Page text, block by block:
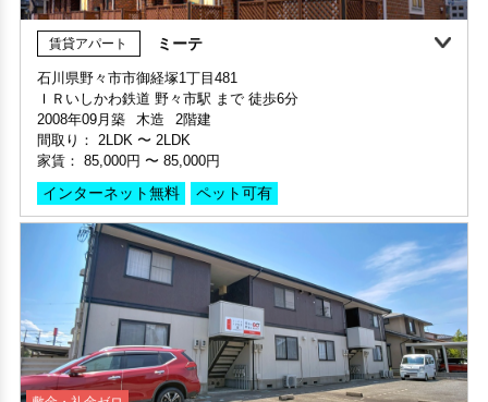
敷金・礼金ゼロ
部屋号数 203号室
家賃 27,000円・共益費 3,000円
階数 2階
間取り 1K・専有面積 19.44㎡
敷金 - ・礼金 -
保証人不要・代行 インターネット無料
360°案内
部屋号数 B106号室
家賃 50,000円・共益費 4,000円
階数 1階
間取り 1R(ワンルーム)・専有面積 27.11㎡
敷金 2ヶ月 ・礼金 -
保証人不要・代行 インターネット無料
石川県野々市市御経塚1丁目481
ＩＲいしかわ鉄道 野々市駅 まで 徒歩6分
間取り：2LDK 〜 2LDK
家賃：85,000円 〜 85,000円
インターネット無料
敷金・礼金ゼロ
賃貸アパート プレジール JUNE